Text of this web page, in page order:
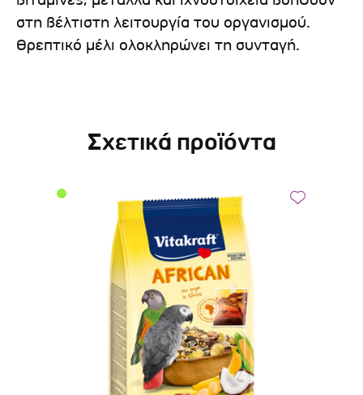
στη βέλτιστη λειτουργία του οργανισμού.
Θρεπτικό μέλι ολοκληρώνει τη συνταγή.
Σχετικά προϊόντα